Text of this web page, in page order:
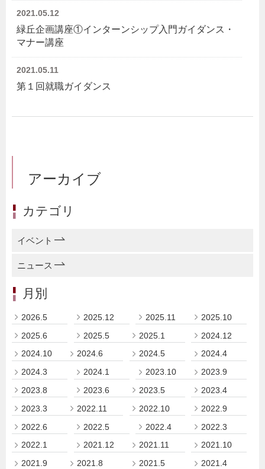
2021.05.12
緑丘企画講座①インターンシップ入門ガイダンス・
マナー講座
2021.05.11
第１回就職ガイダンス
アーカイブ
カテゴリ
イベント
ニュース
月別
2026.5 2025.12 2025.11
2025.10
2025.6
2025.5 2025.1
2024.12
2024.10
2024.6 2024.5
2024.4
2024.3
2024.1 2023.10
2023.9
2023.8
2023.6 2023.5
2023.4
2023.3
2022.11 2022.10
2022.9
2022.6
2022.5 2022.4
2022.3
2022.1
2021.12 2021.11
2021.10
2021.9
2021.8 2021.5
2021.4